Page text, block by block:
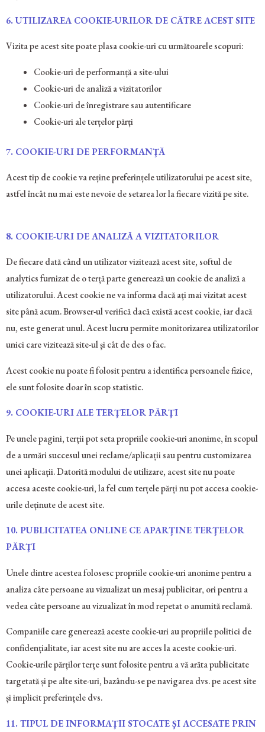
6. UTILIZAREA COOKIE-URILOR DE CĂTRE ACEST SITE
Vizita pe acest site poate plasa cookie-uri cu următoarele scopuri:
Cookie-uri de performanță a site-ului
Cookie-uri de analiză a vizitatorilor
Cookie-uri de înregistrare sau autentificare
Cookie-uri ale terțelor părți
7. COOKIE-URI DE PERFORMANŢĂ
Acest tip de cookie va reține preferințele utilizatorului pe acest site,
astfel încât nu mai este nevoie de setarea lor la fiecare vizită pe site.
8. COOKIE-URI DE ANALIZĂ A VIZITATORILOR
De fiecare dată când un utilizator vizitează acest site, softul de
analytics furnizat de o terță parte generează un cookie de analiză a
utilizatorului. Acest cookie ne va informa dacă ați mai vizitat acest
site până acum. Browser-ul verifică dacă există acest cookie, iar dacă
nu, este generat unul. Acest lucru permite monitorizarea utilizatorilor
unici care vizitează site-ul şi cât de des o fac.
Acest cookie nu poate fi folosit pentru a identifica persoanele fizice,
ele sunt folosite doar în scop statistic.
9. COOKIE-URI ALE TERŢELOR PĂRŢI
Pe unele pagini, terții pot seta propriile cookie-uri anonime, în scopul
de a urmări succesul unei reclame/aplicații sau pentru customizarea
unei aplicații. Datorită modului de utilizare, acest site nu poate
accesa aceste cookie-uri, la fel cum terțele părți nu pot accesa cookie-
urile deținute de acest site.
10. PUBLICITATEA ONLINE CE APARŢINE TERŢELOR
PĂRŢI
Unele dintre acestea folosesc propriile cookie-uri anonime pentru a
analiza câte persoane au vizualizat un mesaj publicitar, ori pentru a
vedea câte persoane au vizualizat în mod repetat o anumită reclamă.
Companiile care generează aceste cookie-uri au propriile politici de
confidențialitate, iar acest site nu are acces la aceste cookie-uri.
Cookie-urile părților terțe sunt folosite pentru a vă arăta publicitate
targetată și pe alte site-uri, bazându-se pe navigarea dvs. pe acest site
și implicit preferințele dvs.
11. TIPUL DE INFORMAŢII STOCATE ŞI ACCESATE PRIN